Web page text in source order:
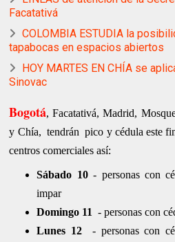
Facatativá
COLOMBIA ESTUDIA la
tapabocas en espacios abiertos
HOY MARTES EN CHÍA se
Sinovac
Bogotá,Facatativá, Madrid,
y Chía, tendrán pico y cédulaeste
centros comerciales así:
Sábado 10- personas con
impar
Domingo 11- personas con
Lunes 12 - personas con